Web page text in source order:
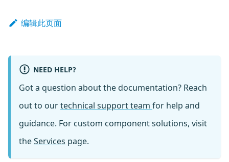
编辑此页面
NEED HELP?
Got a question about the documentation? Reach
out to ourtechnical support team for help and
guidance. For custom component solutions, visit
theServices page.